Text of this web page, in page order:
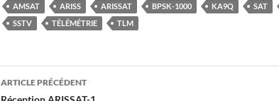
AMSAT ARISS ARISSAT BPSK-1000 KA9Q SAT
SSTV
TÉLÉMÉTRIE TLM
Navigation
ARTICLE PRÉCÉDENT